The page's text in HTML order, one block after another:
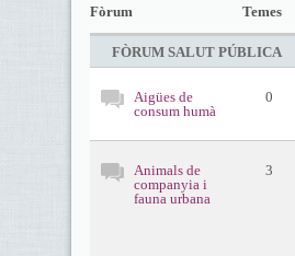
Fòrum Temes
FÒRUM SALUT PÚBLICA
Aigües de
consum humà
0
Animals de
companyia i
fauna urbana
3